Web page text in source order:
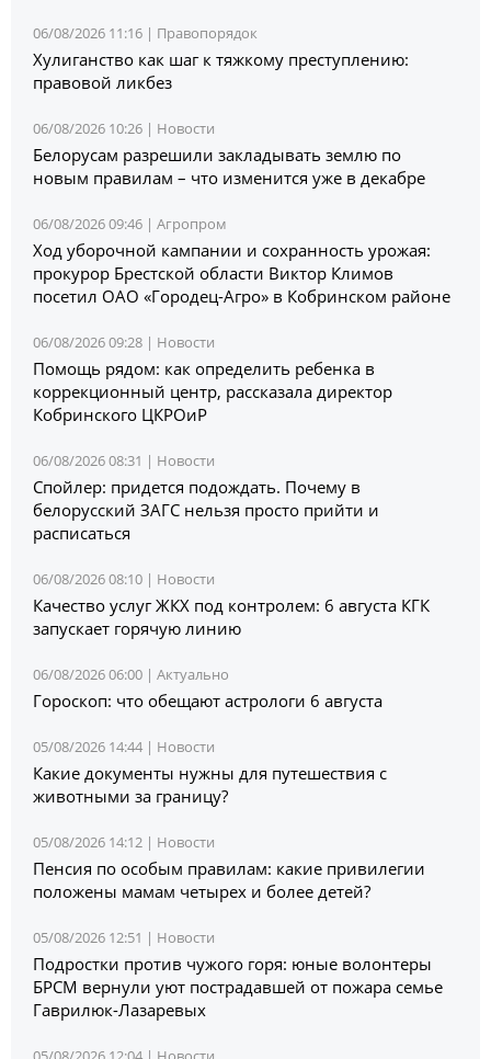
06/08/2026 11:16 | Правопорядок
Хулиганство как шаг к тяжкому преступлению:
правовой ликбез
06/08/2026 10:26 | Новости
Белорусам разрешили закладывать землю по
новым правилам – что изменится уже в декабре
06/08/2026 09:46 | Агропром
Ход уборочной кампании и сохранность урожая:
прокурор Брестской области Виктор Климов
посетил ОАО «Городец-Агро» в Кобринском районе
06/08/2026 09:28 | Новости
Помощь рядом: как определить ребенка в
коррекционный центр, рассказала директор
Кобринского ЦКРОиР
06/08/2026 08:31 | Новости
Спойлер: придется подождать. Почему в
белорусский ЗАГС нельзя просто прийти и
расписаться
06/08/2026 08:10 | Новости
Качество услуг ЖКХ под контролем: 6 августа КГК
запускает горячую линию
06/08/2026 06:00 | Актуально
Гороскоп: что обещают астрологи 6 августа
05/08/2026 14:44 | Новости
Какие документы нужны для путешествия с
животными за границу?
05/08/2026 14:12 | Новости
Пенсия по особым правилам: какие привилегии
положены мамам четырех и более детей?
05/08/2026 12:51 | Новости
Подростки против чужого горя: юные волонтеры
БРСМ вернули уют пострадавшей от пожара семье
Гаврилюк-Лазаревых